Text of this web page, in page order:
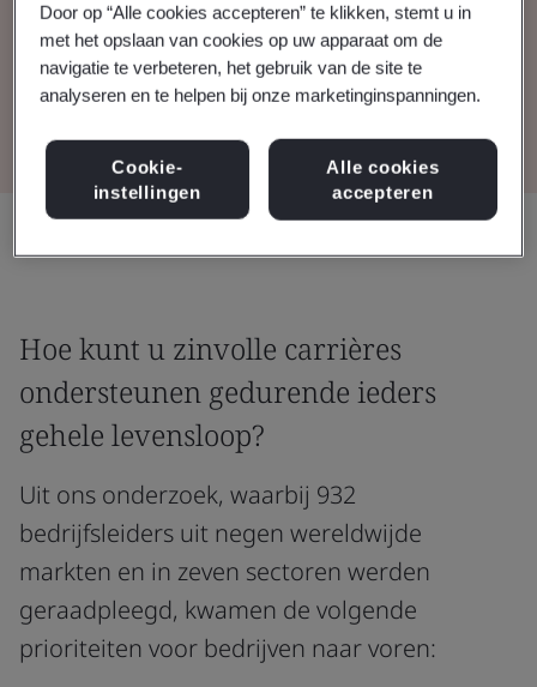
werkplek versnellen?
Lees het rapport
Hoe kunt u zinvolle carrières
ondersteunen gedurende ieders
gehele levensloop?
Uit ons onderzoek, waarbij 932
bedrijfsleiders uit negen wereldwijde
markten en in zeven sectoren werden
geraadpleegd, kwamen de volgende
prioriteiten voor bedrijven naar voren:
Door op “Alle cookies accepteren” te klikken, stemt u in
met het opslaan van cookies op uw apparaat om de
navigatie te verbeteren, het gebruik van de site te
analyseren en te helpen bij onze marketinginspanningen.
Cookie-
instellingen
Alle cookies
accepteren